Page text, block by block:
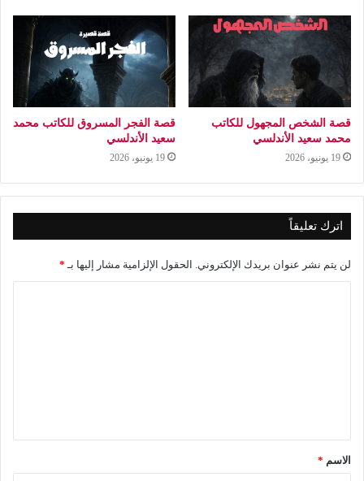
قصة الشخص المجهول للكاتب
محمد سعيد الأندلسي
19 يونيو، 2026
قصة الفجر المسروق للكاتب محمد
سعيد الأندلسي
19 يونيو، 2026
اترك تعليقاً
لن يتم نشر عنوان بريدك الإلكتروني. الحقول الإلزامية مشار إليها بـ *
ق
*
الاسم *